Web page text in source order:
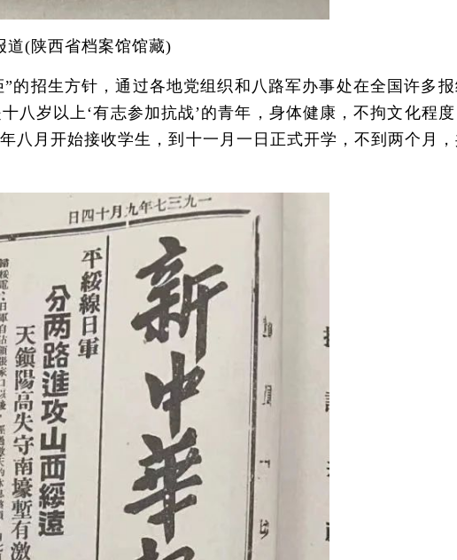
(陕西省档案馆馆藏)
招生方针，通过各地党组织和八路军办事处在全国许多
八岁以上‘有志参加抗战’的青年，身体健康，不拘文化程
八月开始接收学生，到十一月一日正式开学，不到两个月